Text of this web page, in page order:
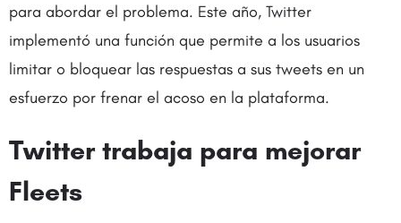
para abordar el problema. Este año, Twitter
implementó una función que permite a los usuarios
limitar o bloquear las respuestas a sus tweets en un
esfuerzo por frenar el acoso en la plataforma.
Twitter trabaja para mejorar
Fleets